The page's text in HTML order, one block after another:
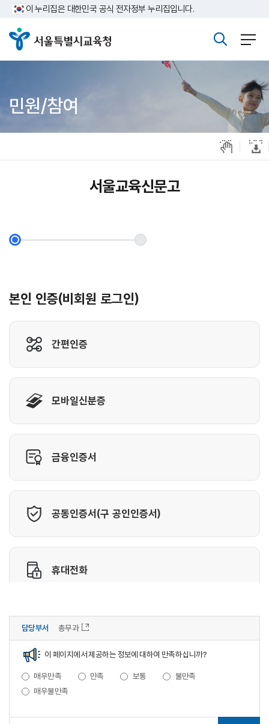
주메뉴바로가기
본문바로가기
이 누리집은 대한민국 공식 전자정부 누리집입니다.
민원/참여
서울교육신문고
담당부서 총무과
이 페이지에서 제공하는 정보에 대하여 만족하십니까?
매우만족 만족 보통
불만족
매우불만족